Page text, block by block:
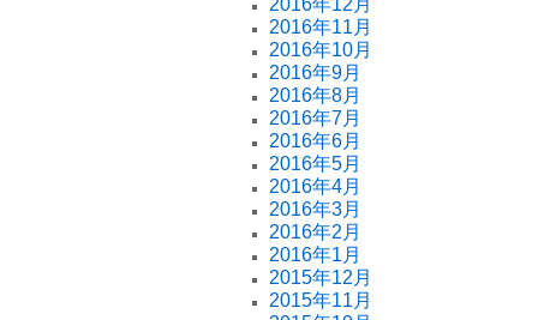
2016年11月
2016年10月
2016年9月
2016年8月
2016年7月
2016年6月
2016年5月
2016年4月
2016年3月
2016年2月
2016年1月
2015年12月
2015年11月